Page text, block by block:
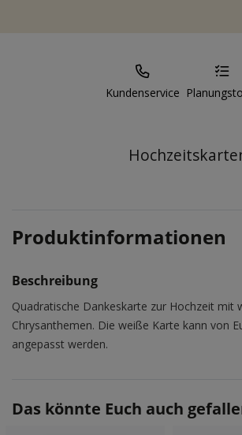
Kundenservice
Produktinformationen
Beschreibung
Quadratische Dankeskarte zur Hochzeit mit
Chrysanthemen. Die weiße Karte kann von
angepasst werden.
Das könnte Euch auch